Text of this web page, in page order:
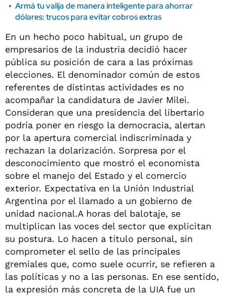
Armá tu valija de manera inteligente para ahorrar
dólares: trucos para evitar cobros extras
En un hecho poco habitual, un grupo de
empresarios de la industria decidió hacer
pública su posición de cara a las próximas
elecciones. El denominador común de estos
referentes de distintas actividades es no
acompañar la candidatura de Javier Milei.
Consideran que una presidencia del libertario
podría poner en riesgo la democracia, alertan
por la apertura comercial indiscriminada y
rechazan la dolarización. Sorpresa por el
desconocimiento que mostró el economista
sobre el manejo del Estado y el comercio
exterior. Expectativa en la Unión Industrial
Argentina por el llamado a un gobierno de
unidad nacional.A horas del balotaje, se
multiplican las voces del sector que explicitan
su postura. Lo hacen a título personal, sin
comprometer el sello de las principales
gremiales que, como suele ocurrir, se refieren a
las políticas y no a las personas. En ese sentido,
la expresión más concreta de la UIA fue un